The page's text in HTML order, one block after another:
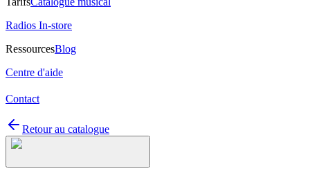
Radios In-store
RessourcesBlog
Centre d'aide
Contact
Retour au catalogue